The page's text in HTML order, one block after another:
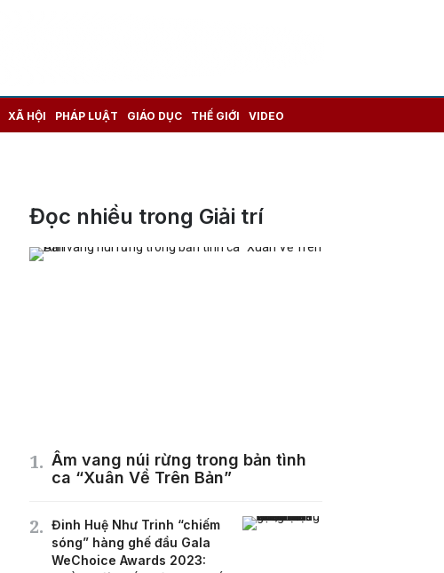
XÃ HỘI PHÁP LUẬT GIÁO DỤC THẾ GIỚI VIDEO
Đọc nhiều trong Giải trí
Âm vang núi rừng trong bản tình
ca “Xuân Về Trên Bản”
Đinh Huệ Như Trinh “chiếm
sóng” hàng ghế đầu Gala
WeChoice Awards 2023: